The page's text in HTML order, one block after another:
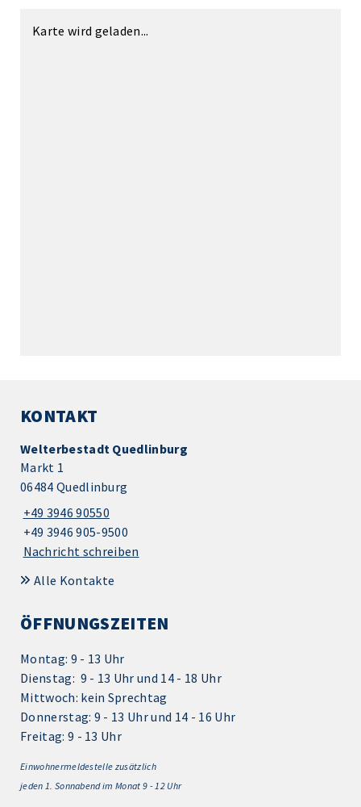
Karte wird geladen...
KONTAKT
Welterbestadt Quedlinburg
Markt 1
06484 Quedlinburg
+49 3946 90550
+49 3946 905-9500
Nachricht schreiben
Alle Kontakte
ÖFFNUNGSZEITEN
Montag: 9 - 13 Uhr
Dienstag: 9 - 13 Uhr und 14 - 18 Uhr
Mittwoch: kein Sprechtag
Donnerstag: 9 - 13 Uhr und 14 - 16 Uhr
Freitag: 9 - 13 Uhr
Einwohnermeldestelle zusätzlich
jeden 1. Sonnabend im Monat 9 - 12 Uhr